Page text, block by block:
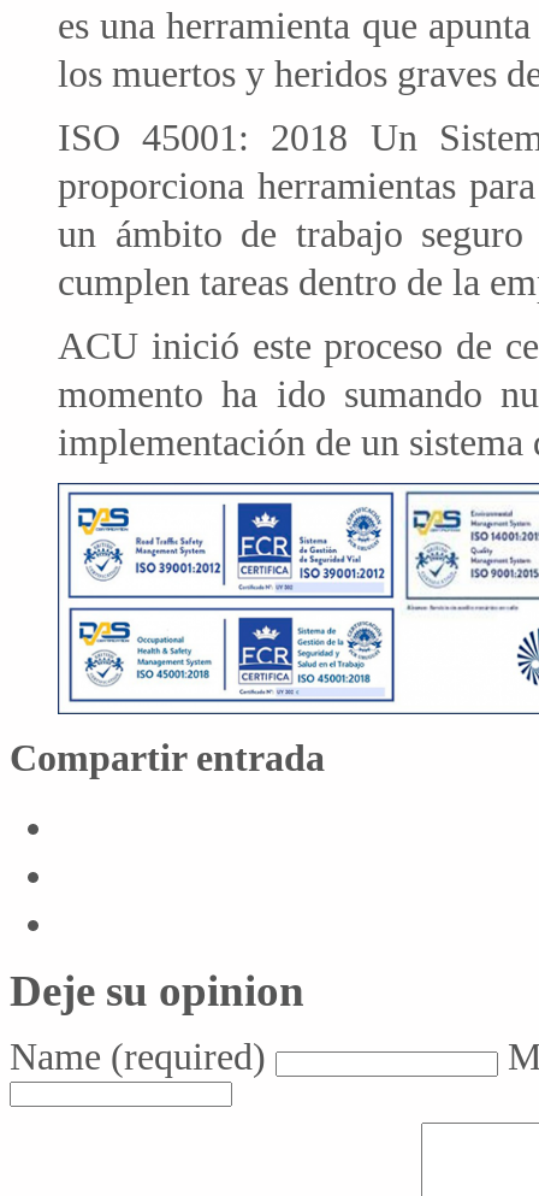
es una herramienta que
los muertos y heridos graves
ISO 45001: 2018 Un
proporciona herramientas
un ámbito de trabajo seguro
cumplen tareas dentro de la
ACU inició este proceso de
momento ha ido sumando
implementación de un sistema
Compartir entrada
Deje su opinion
Name (required)